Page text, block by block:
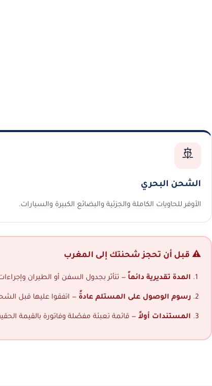
🚢
الشحن البحري
الأوفر للحاويات الكاملة والجزئية والبضائع الكبيرة والسيارات.
⚠️ قبل أن تحجز شحنتك إلى المغرب
المدة تقديرية دائماً — تتأثر بجدول السفن أو الطيران
رسوم الوصول على المستلم عادةً — اتفقوا عليها قبل
المستندات أولاً — قائمة تعبئة مفصّلة وفاتورة بالقيمة